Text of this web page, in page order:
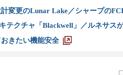
変更のLunar Lake／シャープの
テクチャ「Blackwell」／ルネサス
きたい機能安全